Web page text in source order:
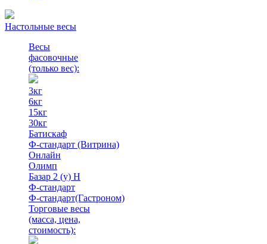
Настольные весы
Весы
фасовочные
(только вес):
3кг
6кг
15кг
30кг
Батискаф
Ф-стандарт (Витрина)
Онлайн
Олимп
Базар 2 (у) Н
Ф-стандарт
Ф-стандарт(Гастроном)
Торговые весы
(масса, цена,
стоимость):